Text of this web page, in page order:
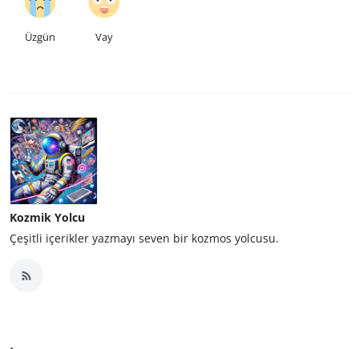
Üzgün Vay
Kozmik Yolcu
Çeşitli içerikler yazmayı seven bir kozmos yolcusu.